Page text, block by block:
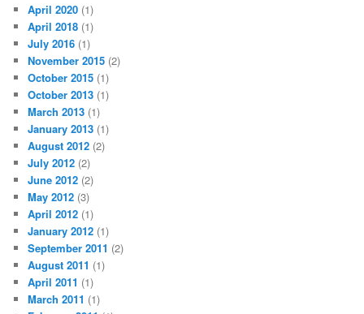
April 2020 (1)
April 2018 (1)
July 2016 (1)
November 2015 (2)
October 2015 (1)
October 2013 (1)
March 2013 (1)
January 2013 (1)
August 2012 (2)
July 2012 (2)
June 2012 (2)
May 2012 (3)
April 2012 (1)
January 2012 (1)
September 2011 (2)
August 2011 (1)
April 2011 (1)
March 2011 (1)